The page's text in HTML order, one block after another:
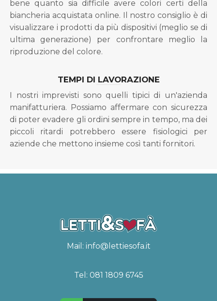
bene quanto sia difficile avere colori certi della
biancheria acquistata online. Il nostro consiglio è di
visualizzare i prodotti da più dispositivi (meglio se di
ultima generazione) per confrontare meglio la
riproduzione del colore.
TEMPI DI LAVORAZIONE
I nostri imprevisti sono quelli tipici di un'azienda
manifatturiera. Possiamo affermare con sicurezza
di poter evadere gli ordini sempre in tempo, ma dei
piccoli ritardi potrebbero essere fisiologici per
aziende che mettono insieme così tanti fornitori.
Mail: info@lettiesofa.it
Tel: 081 1809 6745